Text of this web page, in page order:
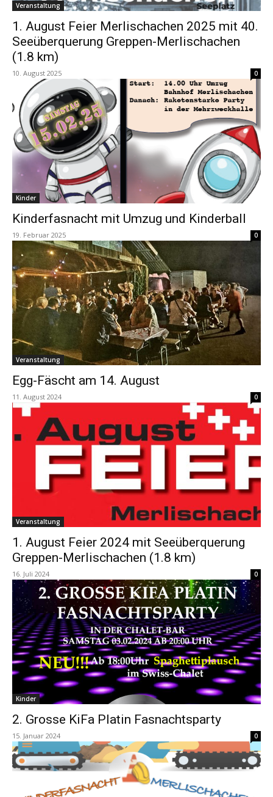
Veranstaltung
1. August Feier Merlischachen 2025 mit 40.
Seeüberquerung Greppen-Merlischachen
(1.8 km)
10. August 2025 0
Kinder
Kinderfasnacht mit Umzug und Kinderball
19. Februar 2025 0
Veranstaltung
Egg-Fäscht am 14. August
11. August 2024 0
Veranstaltung
1. August Feier 2024 mit Seeüberquerung
Greppen-Merlischachen (1.8 km)
16. Juli 2024 0
Kinder
2. Grosse KiFa Platin Fasnachtsparty
15. Januar 2024 0